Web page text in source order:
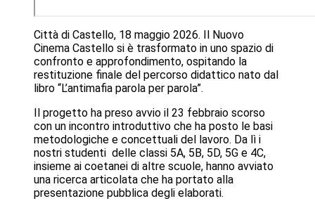
Città di Castello, 18 maggio 2026. Il Nuovo
Cinema Castello si è trasformato in uno spazio di
confronto e approfondimento, ospitando la
restituzione finale del percorso didattico nato dal
libro “L’antimafia parola per parola”.
Il progetto ha preso avvio il 23 febbraio scorso
con un incontro introduttivo che ha posto le basi
metodologiche e concettuali del lavoro. Da lì i
nostri studenti delle classi 5A, 5B, 5D, 5G e 4C,
insieme ai coetanei di altre scuole, hanno avviato
una ricerca articolata che ha portato alla
presentazione pubblica degli elaborati.